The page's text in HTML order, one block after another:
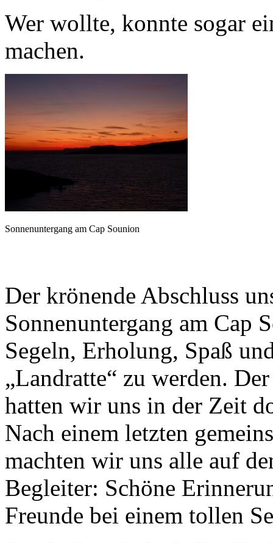
Wer wollte, konnte sogar
machen.
Sonnenuntergang am Cap Sounion
Der krönende Abschluss
Sonnenuntergang am Cap
Segeln, Erholung, Spaß
„Landratte“ zu werden.
hatten wir uns in der Zeit
Nach einem letzten
machten wir uns alle auf
Begleiter: Schöne
Freunde bei einem tollen